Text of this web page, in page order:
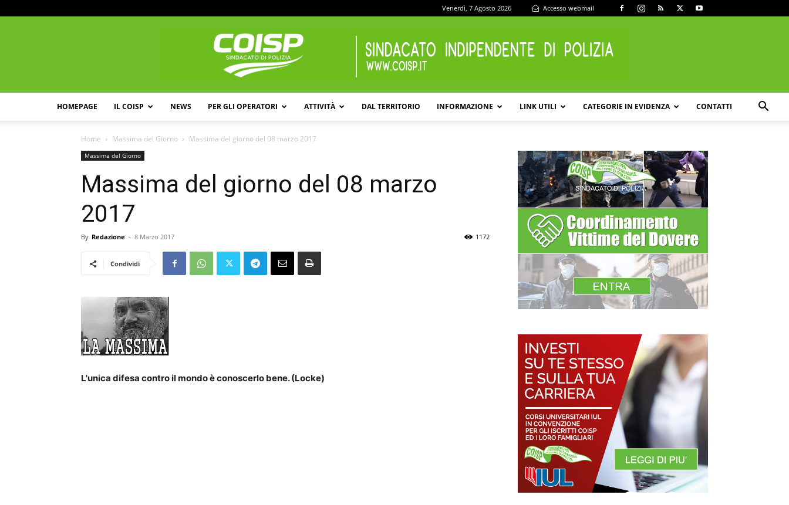
Venerdì, 7 Agosto 2026 Accesso webmail
HOMEPAGE IL COISP NEWS PER GLI OPERATORI ATTIVITÀ DAL TERRITORIO INFORMAZIONE LINK UTILI CATEGORIE IN EVIDENZA CONTATTI
Home Massima del Giorno Massima del giorno del 08 marzo 2017
Massima del Giorno
Massima del giorno del 08 marzo
2017
By Redazione - 8 Marzo 2017 1172
Condividi
L'unica difesa contro il mondo è conoscerlo bene. (Locke)